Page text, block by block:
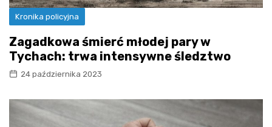
Kronika policyjna
Zagadkowa śmierć młodej pary w
Tychach: trwa intensywne śledztwo
24 października 2023